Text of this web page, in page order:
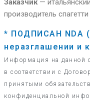
Заказчик—
производитель
* ПОДПИСАН NDA
неразглашении и
Информация на данной
в соответствии с
принятыми
конфиденциальной